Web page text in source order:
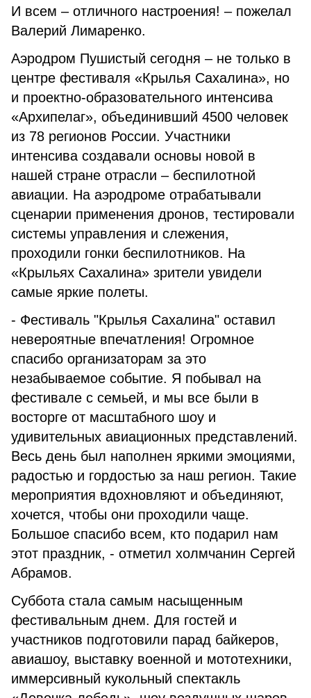
И всем – отличного настроения! – пожелал
Валерий Лимаренко.
Аэродром Пушистый сегодня – не только в
центре фестиваля «Крылья Сахалина», но
и проектно-образовательного интенсива
«Архипелаг», объединивший 4500 человек
из 78 регионов России. Участники
интенсива создавали основы новой в
нашей стране отрасли – беспилотной
авиации. На аэродроме отрабатывали
сценарии применения дронов, тестировали
системы управления и слежения,
проходили гонки беспилотников. На
«Крыльях Сахалина» зрители увидели
самые яркие полеты.
- Фестиваль "Крылья Сахалина" оставил
невероятные впечатления! Огромное
спасибо организаторам за это
незабываемое событие. Я побывал на
фестивале с семьей, и мы все были в
восторге от масштабного шоу и
удивительных авиационных представлений.
Весь день был наполнен яркими эмоциями,
радостью и гордостью за наш регион. Такие
мероприятия вдохновляют и объединяют,
хочется, чтобы они проходили чаще.
Большое спасибо всем, кто подарил нам
этот праздник, - отметил холмчанин Сергей
Абрамов.
Суббота стала самым насыщенным
фестивальным днем. Для гостей и
участников подготовили парад байкеров,
авиашоу, выставку военной и мототехники,
иммерсивный кукольный спектакль